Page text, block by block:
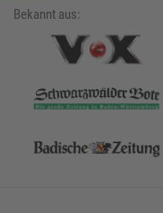
Bekannt aus: